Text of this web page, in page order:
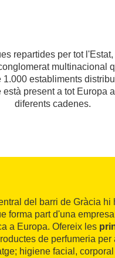
repartides per tot
multinacional
1.000 establiments
està present a tot Europa
diferents cadenes.
del barri de Gràcia hi
forma part d'una
a Europa. Ofereix les
de perfumeria per
higiene facial, corporal